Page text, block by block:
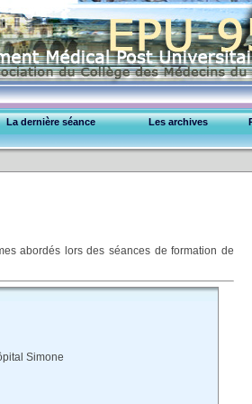
abordés lors des séances de formation de
Simone
La dernière séance
Les archives
Cardiologie
Médecine Interne